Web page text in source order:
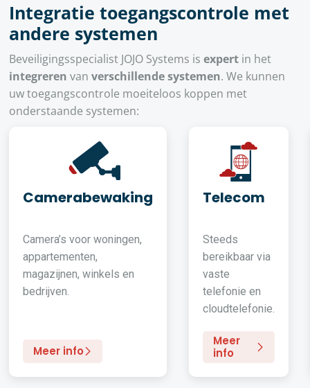
Integratie toegangscontrole met
andere systemen
Beveiligingsspecialist JOJO Systems isexpert in het
integreren vanverschillende systemen. We kunnen
uw toegangscontrole moeiteloos koppen met
onderstaande systemen:
Camerabewaking
Camera’s voor woningen,
appartementen,
magazijnen, winkels en
bedrijven.
Meer info
Telecom
Steeds
bereikbaar via
vaste
telefonie en
cloudtelefonie.
Meer
info